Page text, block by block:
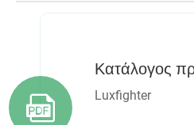

Κατάλογος
Luxfighter